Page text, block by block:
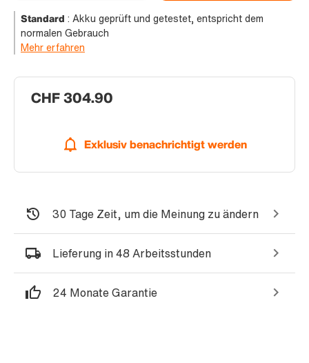
CHF 304.90
Exklusiv benachrichtigt werden
Standard : Akku geprüft und getestet, entspricht dem
normalen Gebrauch
Mehr erfahren
30 Tage Zeit, um die Meinung zu ändern
Lieferung in 48 Arbeitsstunden
24 Monate Garantie